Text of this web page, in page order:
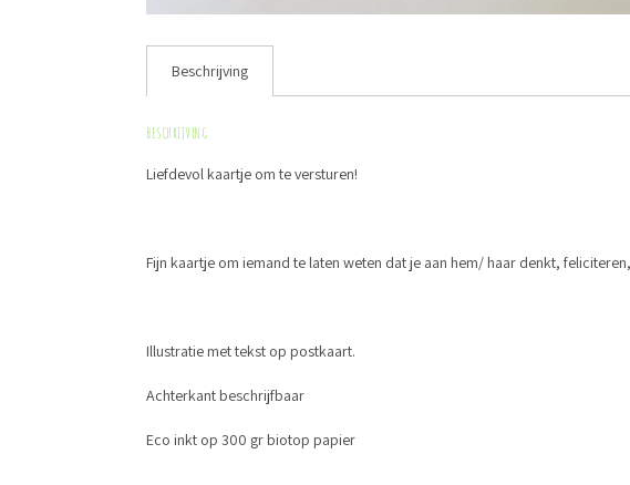
Beschrijving
BESCHRIJVING
Liefdevol kaartje om te versturen!
Fijn kaartje om iemand te laten weten dat je aan hem/ haar denkt,
Illustratie met tekst op postkaart.
Achterkant beschrijfbaar
Eco inkt op 300 gr biotop papier